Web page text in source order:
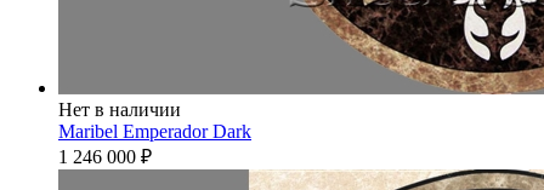
Нет в наличии
Maribel Emperador Dark
1 246 000 ₽